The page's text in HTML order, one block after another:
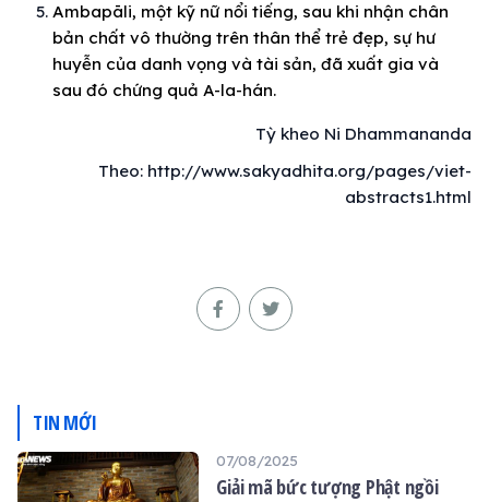
Ambapāli, một kỹ nữ nổi tiếng, sau khi nhận chân
bản chất vô thường trên thân thể trẻ đẹp, sự hư
huyễn của danh vọng và tài sản, đã xuất gia và
sau đó chứng quả A-la-hán.
Tỳ kheo Ni Dhammananda
Theo: http://www.sakyadhita.org/pages/viet-
abstracts1.html
TIN MỚI
07/08/2025
Giải mã bức tượng Phật ngồi